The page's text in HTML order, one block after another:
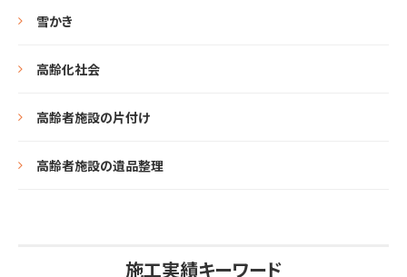
雪かき
高齢化社会
高齢者施設の片付け
高齢者施設の遺品整理
施工実績キーワード